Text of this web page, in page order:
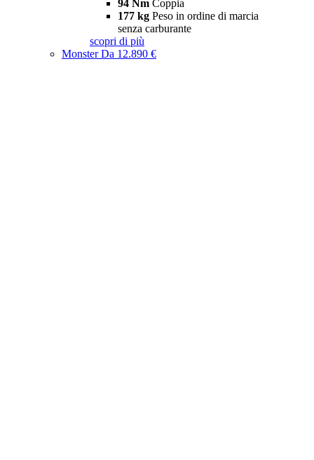
94 Nm Coppia
177 kg Peso in ordine di marcia
senza carburante
scopri di più
MonsterDa 12.890 €